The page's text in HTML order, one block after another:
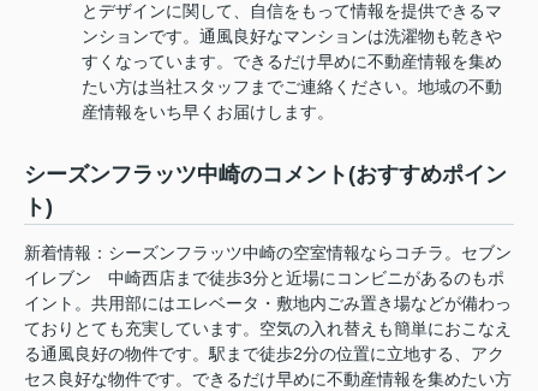
とデザインに関して、自信をもって情報を提供できるマ
ンションです。通風良好なマンションは洗濯物も乾きや
すくなっています。できるだけ早めに不動産情報を集め
たい方は当社スタッフまでご連絡ください。地域の不動
産情報をいち早くお届けします。
シーズンフラッツ中崎のコメント(おすすめポイン
ト)
新着情報：シーズンフラッツ中崎の空室情報ならコチラ。セブン
イレブン 中崎西店まで徒歩3分と近場にコンビニがあるのもポ
イント。共用部にはエレベータ・敷地内ごみ置き場などが備わっ
ておりとても充実しています。空気の入れ替えも簡単におこなえ
る通風良好の物件です。駅まで徒歩2分の位置に立地する、アク
セス良好な物件です。できるだけ早めに不動産情報を集めたい方